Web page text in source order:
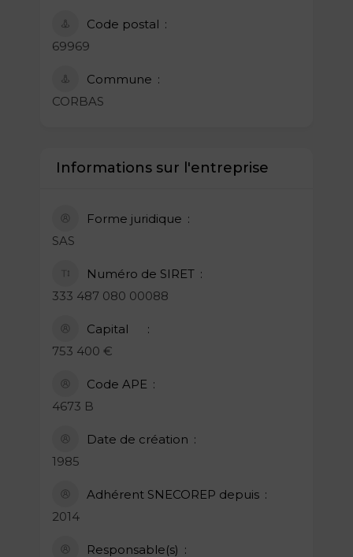
Code postal
69969
Commune
CORBAS
Informations sur l'entreprise
Forme juridique
SAS
Numéro de SIRET
333 487 080 00088
Capital
753 400 €
Code APE
4673 B
Date de création
1985
Adhérent SNECOREP depuis
2014
Responsable(s)